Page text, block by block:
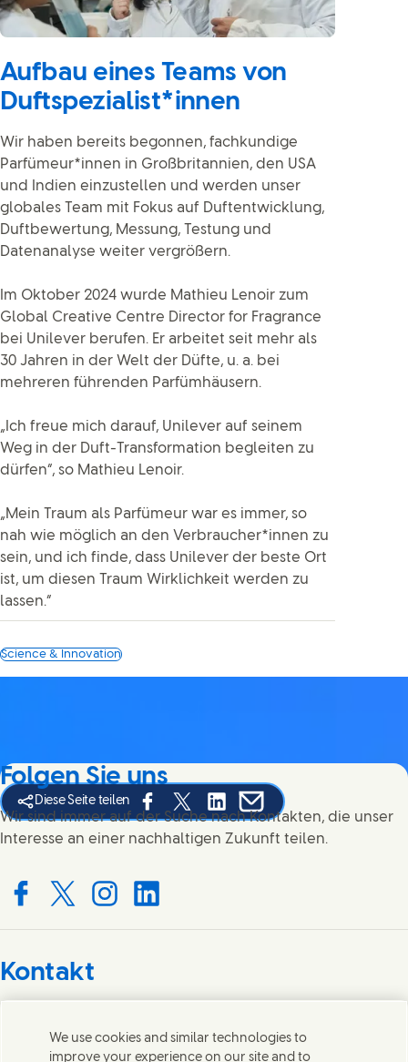
Aufbau eines Teams von
Duftspezialist*innen
Wir haben bereits begonnen, fachkundige
Parfümeur*innen in Großbritannien, den USA
und Indien einzustellen und werden unser
globales Team mit Fokus auf Duftentwicklung,
Duftbewertung, Messung, Testung und
Datenanalyse weiter vergrößern.
Im Oktober 2024 wurde Mathieu Lenoir zum
Global Creative Centre Director for Fragrance
bei Unilever berufen. Er arbeitet seit mehr als
30 Jahren in der Welt der Düfte, u. a. bei
mehreren führenden Parfümhäusern.
„Ich freue mich darauf, Unilever auf seinem
Weg in der Duft-Transformation begleiten zu
dürfen“, so Mathieu Lenoir.
„Mein Traum als Parfümeur war es immer, so
nah wie möglich an den Verbraucher*innen zu
sein, und ich finde, dass Unilever der beste Ort
ist, um diesen Traum Wirklichkeit werden zu
lassen.“
Science & Innovation
Diese Seite teilen
Share this page on Facebook
Share this page on X
Share this page on Linked In
Share this page on E-
Folgen Sie uns
Wir sind immer auf der Suche nach Kontakten, die unser
Interesse an einer nachhaltigen Zukunft teilen.
with us on Facebook
Connect with us on X
Connect with us on Instagram
Connect with us on LinkedIn
Kontakt
helfen gerne bei Fragen.
We use cookies and similar technologies to
improve your experience on our site and to